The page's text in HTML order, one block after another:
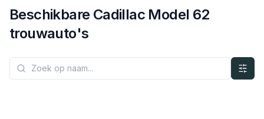
Beschikbare Cadillac Model 62
trouwauto's